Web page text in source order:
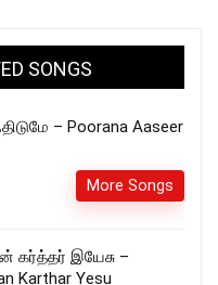
SONGS
– Poorana Aaseer
More Songs
கர்த்தர் இயேசு –
Karthar Yesu